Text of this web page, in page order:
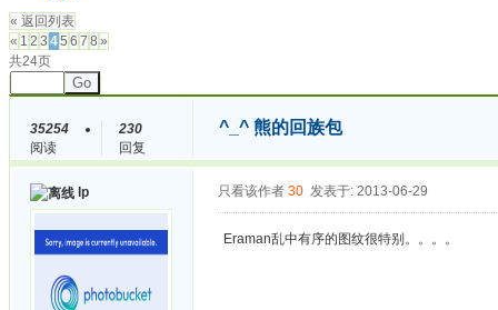
« 返回列表
« 1 2 3 45 6 7 8 »
共24页
Go
35254
阅读
230
回复
^_^ 熊的回族包
lp 只看该作者 30 发表于: 2013-06-29
Eraman乱中有序的图纹很特别。。。。